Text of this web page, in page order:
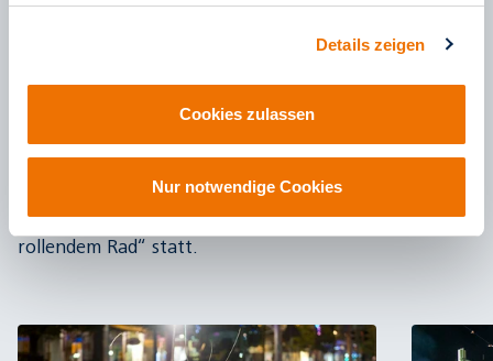
Details zeigen
Cookies zulassen
Nur notwendige Cookies
werden, um den Straßenbahnbetrieb nicht zu
behindern und die Arbeiter nicht unnötig in Gefahr
zu bringen. Mittels Anwohnerinformationen wird die
Nachbarschaft vorgewarnt. Wann immer es geht,
finden Baumaßnahmen jedoch am Tag, „unter
rollendem Rad“ statt.